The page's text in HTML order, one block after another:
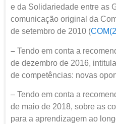
e da Solidariedade entre as
comunicação original da
de setembro de 2010 (
– Tendo em conta a
de dezembro de 2016,
de competências: novas
– Tendo em conta a
de maio de 2018, sobre as
para a aprendizagem ao